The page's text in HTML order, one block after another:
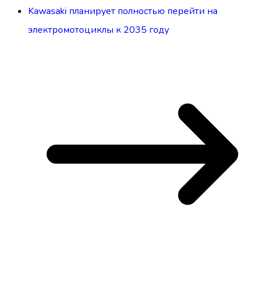
Kawasaki планирует полностью перейти на
электромотоциклы к 2035 году